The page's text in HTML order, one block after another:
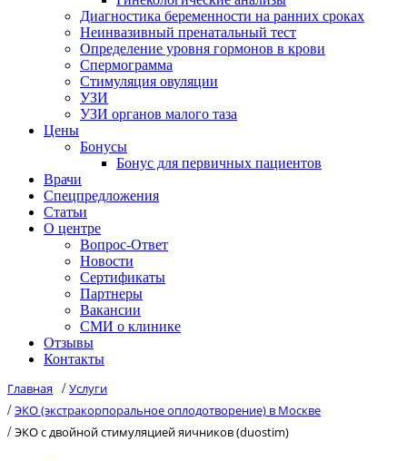
Диагностика беременности на ранних сроках
Неинвазивный пренатальный тест
Определение уровня гормонов в крови
Спермограмма
Стимуляция овуляции
УЗИ
УЗИ органов малого таза
Цены
Бонусы
Бонус для первичных пациентов
Врачи
Спецпредложения
Статьи
О центре
Вопрос-Ответ
Новости
Сертификаты
Партнеры
Вакансии
СМИ о клинике
Отзывы
Контакты
Главная /Услуги
/ЭКО (экстракорпоральное оплодотворение) в Москве
/ЭКО с двойной стимуляцией яичников (duostim)